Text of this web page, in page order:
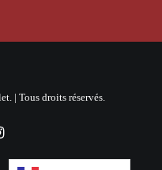
| Tous droits réservés.